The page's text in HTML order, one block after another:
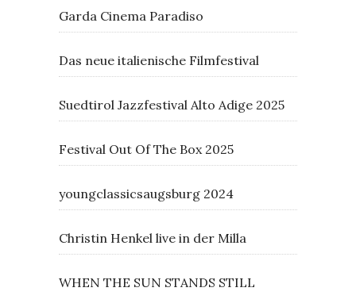
Garda Cinema Paradiso
Das neue italienische Filmfestival
Suedtirol Jazzfestival Alto Adige 2025
Festival Out Of The Box 2025
youngclassicsaugsburg 2024
Christin Henkel live in der Milla
WHEN THE SUN STANDS STILL